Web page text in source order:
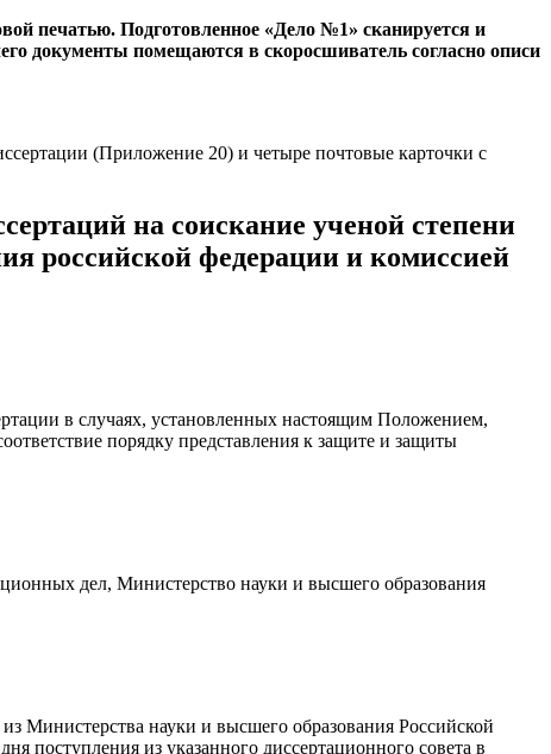
печатью. Подготовленное «Дело №1» сканируется и
документы помещаются в скоросшиватель согласно описи
(Приложение 20) и четыре почтовые карточки с
на соискание ученой степени
российской федерации и комиссией
в случаях, установленных настоящим Положением,
порядку представления к защите и защиты
дел, Министерство науки и высшего образования
Министерства науки и высшего образования Российской
поступления из указанного диссертационного совета в